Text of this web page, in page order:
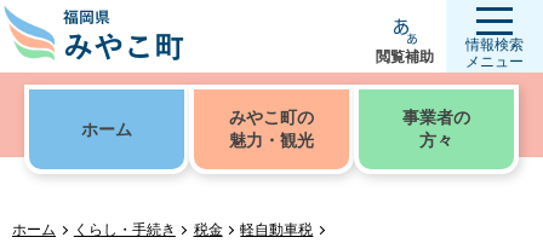
閲覧補助
情報検索
メニュー
ホーム
みやこ町の
魅力・観光
事業者の
方々
ホーム くらし・手続き 税金
軽自動車税